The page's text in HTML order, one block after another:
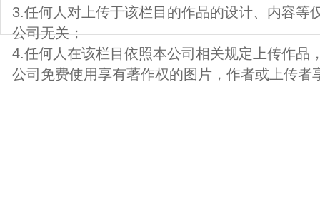
3.任何人对上传于该栏目的作品的设计、内容等
公司无关；
4.任何人在该栏目依照本公司相关规定上传作品
公司免费使用享有著作权的图片，作者或上传者